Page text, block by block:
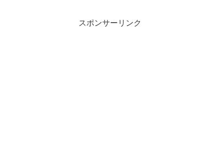
スポンサーリンク